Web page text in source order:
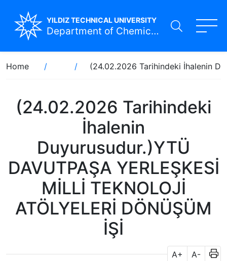
to
YILDIZ TECHNICAL UNIVERSITY
Department of Chemical Engineering
Breadcrumb
Home (24.02.2026 Tarihindeki İhalenin
(24.02.2026 Tarihindeki
İhalenin
Duyurusudur.)YTÜ
DAVUTPAŞA YERLEŞKESİ
MİLLİ TEKNOLOJİ
ATÖLYELERİ DÖNÜŞÜM
İŞİ
A+ A-